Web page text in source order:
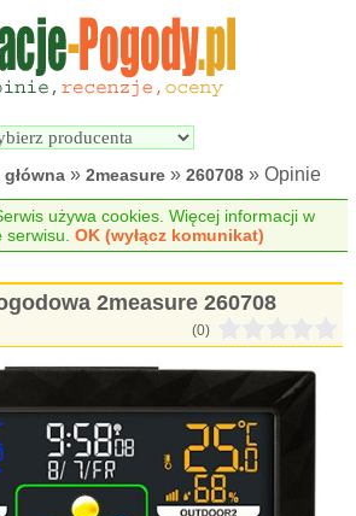
Wyszukiwarka
pogodowych
» 2measure » 260708 » Opinie
używa cookies. Więcej informacji w
serwisu.OK (wyłącz komunikat)
2measure 260708
(0)